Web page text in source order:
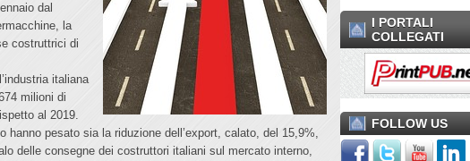
dal
la
costruttrici di
italiana
milioni di
al 2019.
hanno pesato sia la riduzione dell’export, calato, del 15,9%,
delle consegne dei costruttori italiani sul mercato interno,
I PORTALI
COLLEGATI
FOLLOW US